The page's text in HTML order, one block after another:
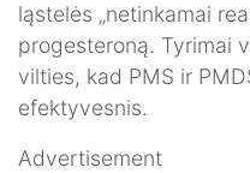
ląstelės „netinkamai
progesteroną. Tyrimai
vilties, kad PMS ir
efektyvesnis.
Advertisement